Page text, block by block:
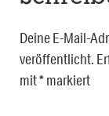
Deine E-Mail-
veröffentlicht.
mit*markiert